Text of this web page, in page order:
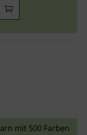
mit 500 Farben